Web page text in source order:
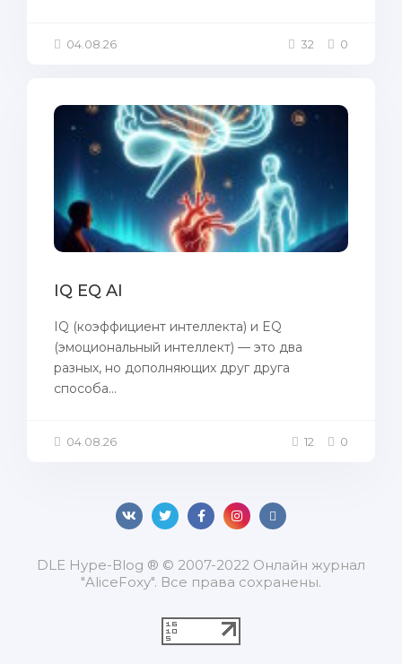
04.08.26 32 0
IQ EQ AI
IQ (коэффициент интеллекта) и EQ
(эмоциональный интеллект) — это два
разных, но дополняющих друг друга
способа...
04.08.26 12 0
DLЕ Нуре-Вlоg ® © 2007-2022 Онлайн журнал
"AliceFoxy". Все права сохранены.